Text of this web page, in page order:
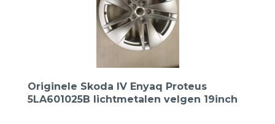
Originele Skoda IV Enyaq Proteus
5LA601025B lichtmetalen velgen 19inch